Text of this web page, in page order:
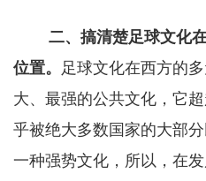
二、搞清楚足球文化
位置。 足球文化在西方的
大、最强的公共文化，它
乎被绝大多数国家的大部
一种强势文化，所以，在